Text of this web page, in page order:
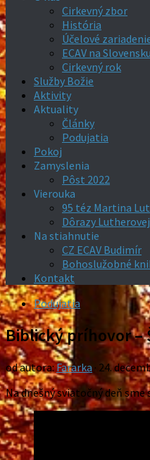
Cirkevný zbor
História
Účelové
ECAV na Slovensku
Cirkevný rok
Služby Božie
Aktivity
Aktuality
Články
Podujatia
Pokoj
Zamyslenia
Pôst 2022
Vierouka
95 téz Martina
Dôrazy
Na stiahnutie
CZ ECAV Budimír
Bohoslužobné
Kontakt
Podujatia
Biblický príhovor –
od autora:Fararka · 24.
Na dnešný sviatočný deň